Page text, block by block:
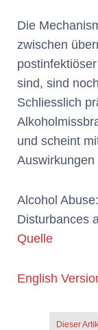
Die
zwischen
postinfektiöser
sind, sind
Schliesslich
und scheint
Alcohol
Disturbances
Quelle
English
Dieser